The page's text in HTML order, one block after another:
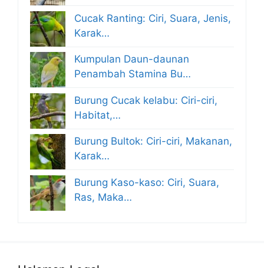
Cucak Ranting: Ciri, Suara, Jenis,
Karak…
Kumpulan Daun-daunan
Penambah Stamina Bu…
Burung Cucak kelabu: Ciri-ciri,
Habitat,…
Burung Bultok: Ciri-ciri, Makanan,
Karak…
Burung Kaso-kaso: Ciri, Suara,
Ras, Maka…